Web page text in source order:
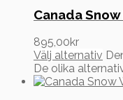
Canada
895,00kr
Välj alternativ
De olika